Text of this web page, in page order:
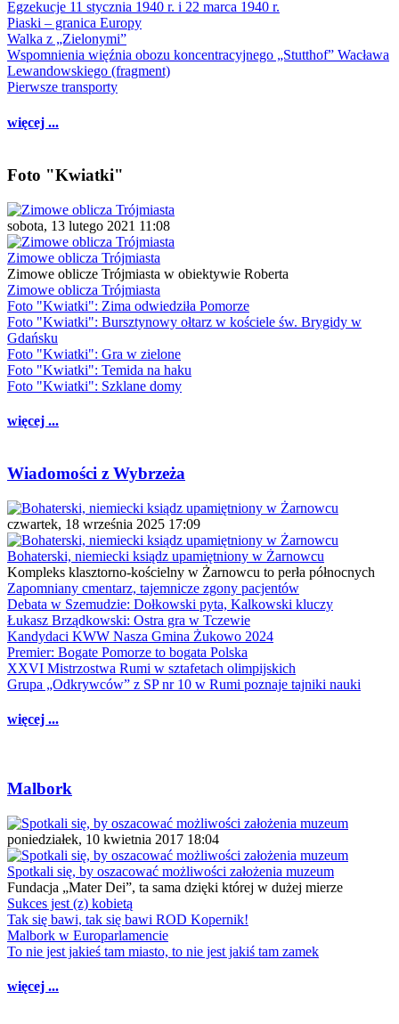
Egzekucje 11 stycznia 1940 r. i 22 marca 1940 r.
Piaski – granica Europy
Walka z „Zielonymi”
Wspomnienia więźnia obozu koncentracyjnego „Stutthof” Wacława
Lewandowskiego (fragment)
Pierwsze transporty
więcej ...
Foto "Kwiatki"
sobota, 13 lutego 2021 11:08
Zimowe oblicza Trójmiasta
Zimowe oblicze Trójmiasta w obiektywie Roberta
Zimowe oblicza Trójmiasta
Foto "Kwiatki": Zima odwiedziła Pomorze
Foto "Kwiatki": Bursztynowy ołtarz w kościele św. Brygidy w
Gdańsku
Foto "Kwiatki": Gra w zielone
Foto "Kwiatki": Temida na haku
Foto "Kwiatki": Szklane domy
więcej ...
Wiadomości z Wybrzeża
czwartek, 18 września 2025 17:09
Bohaterski, niemiecki ksiądz upamiętniony w Żarnowcu
Kompleks klasztorno-kościelny w Żarnowcu to perła północnych
Zapomniany cmentarz, tajemnicze zgony pacjentów
Debata w Szemudzie: Dołkowski pyta, Kalkowski kluczy
Łukasz Brządkowski: Ostra gra w Tczewie
Kandydaci KWW Nasza Gmina Żukowo 2024
Premier: Bogate Pomorze to bogata Polska
XXVI Mistrzostwa Rumi w sztafetach olimpijskich
Grupa „Odkrywców” z SP nr 10 w Rumi poznaje tajniki nauki
więcej ...
Malbork
poniedziałek, 10 kwietnia 2017 18:04
Spotkali się, by oszacować możliwości założenia muzeum
Fundacja „Mater Dei”, ta sama dzięki której w dużej mierze
Sukces jest (z) kobietą
Tak się bawi, tak się bawi ROD Kopernik!
Malbork w Europarlamencie
To nie jest jakieś tam miasto, to nie jest jakiś tam zamek
więcej ...